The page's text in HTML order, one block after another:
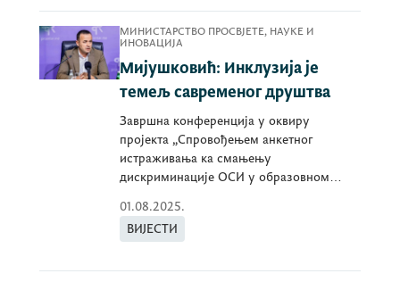
МИНИСТАРСТВО ПРОСВЈЕТЕ, НАУКЕ И
ИНОВАЦИЈА
Мијушковић: Инклузија је
темељ савременог друштва
Завршна конференција у оквиру
пројекта „Спровођењем анкетног
истраживања ка смањењу
дискриминације ОСИ у образовном
01.08.2025.
ВИЈЕСТИ